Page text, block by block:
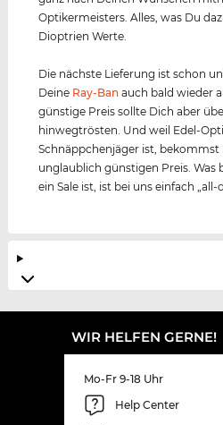
Optikermeisters. Alles, was Du
Dioptrien Werte.
Die nächste Lieferung ist schon
Deine Ray-Ban auch bald wieder
günstige Preis sollte Dich aber
hinwegtrösten. Und weil Edel-
Schnäppchenjäger ist, bekommst
unglaublich günstigen Preis. Was
ein Sale ist, ist bei uns einfach „all-
WIR HELFEN GERNE!
Mo-Fr 9-18 Uhr
Help Center